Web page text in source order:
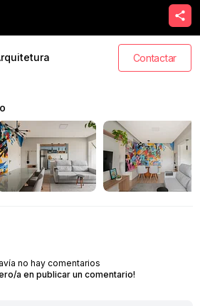
Contactar
no hay comentarios
a en publicar un comentario!